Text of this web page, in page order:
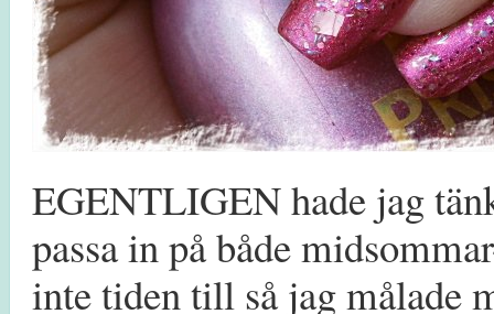
EGENTLIGEN hade jag
passa in på både
inte tiden till så jag målade